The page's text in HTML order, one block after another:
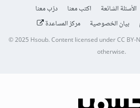
الأسئلة الشائعة اكتب معنا
درّب معنا
بيان الخصوصية مركز المساعدة
© 2025Hsoub.Content licensed underCC BY-
otherwise.